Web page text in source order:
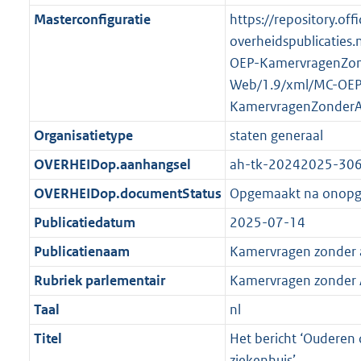
t
a
K 2
Masterconfiguratie
https://
OEP-
Web/1.9/xml/MC-
Organisatietype
staten generaal
OVERHEIDop.aanhangsel
ah-tk-20242025-
OVERHEIDop.documentStatus Opgemaakt na
Publicatiedatum
2025-07-14
Publicatienaam
Kamervragen
Rubriek parlementair
Kamervragen
Taal
nl
Titel
Het bericht